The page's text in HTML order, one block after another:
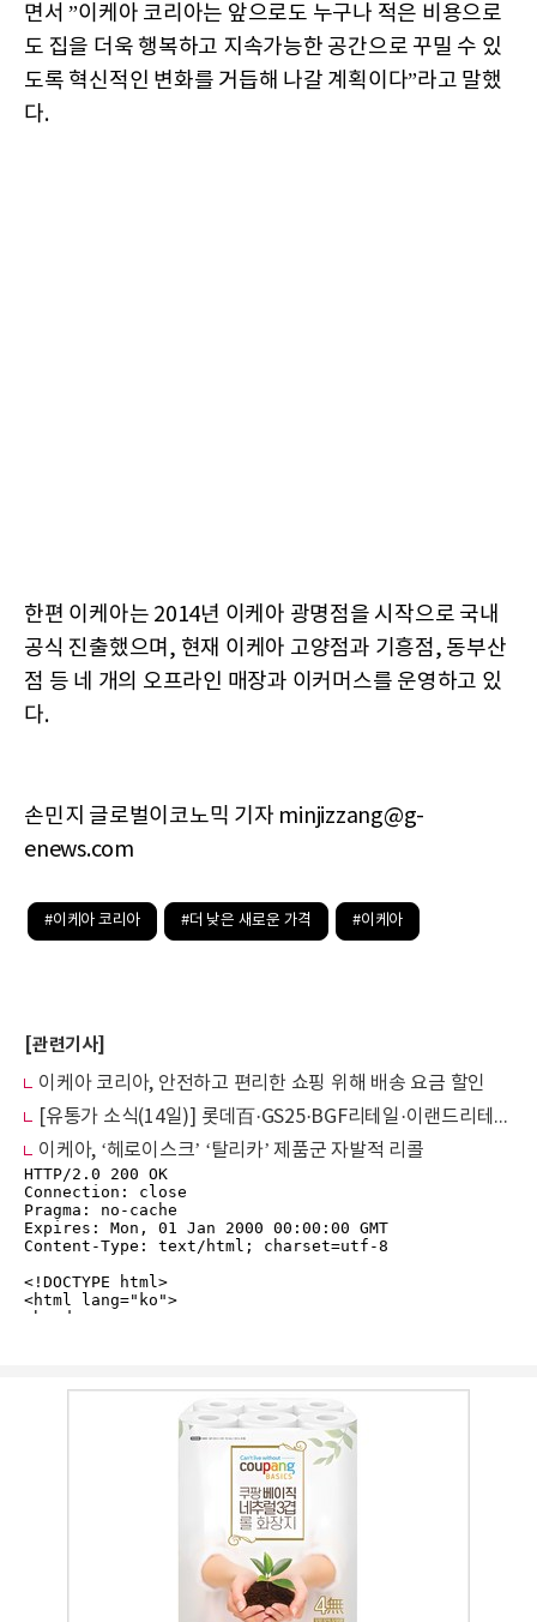
면서 ”이케아 코리아는 앞으로도 누구나 적은 비용으로
도 집을 더욱 행복하고 지속가능한 공간으로 꾸밀 수 있
도록 혁신적인 변화를 거듭해 나갈 계획이다”라고 말했
다.
한편 이케아는 2014년 이케아 광명점을 시작으로 국내
공식 진출했으며, 현재 이케아 고양점과 기흥점, 동부산
점 등 네 개의 오프라인 매장과 이커머스를 운영하고 있
다.
손민지 글로벌이코노믹 기자 minjizzang@g-
enews.com
#이케아 코리아 #더 낮은 새로운 가격 #이케아
[관련기사]
이케아 코리아, 안전하고 편리한 쇼핑 위해 배송 요금 할인
[유통가 소식(14일)] 롯데百·GS25·BGF리테일·이랜드리테일·이케아 코리아
이케아, ‘헤로이스크’ ‘탈리카’ 제품군 자발적 리콜